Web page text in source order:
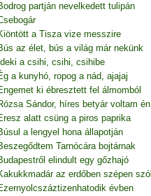
partján nevelkedett tulipán
a Tisza vize messzire
az élet, bús a világ már nekünk
Ideki a csihi, csihi, csihibe
a kunyhó, ropog a nád, ajajaj
ki ébresztett fel álmomból
Sándor, híres betyár voltam én
alatt csüng a piros paprika
a lengyel hona állapotján
Tarnócára bojtárnak
elindult egy gőzhajó
az erdőben szépen szól
évben